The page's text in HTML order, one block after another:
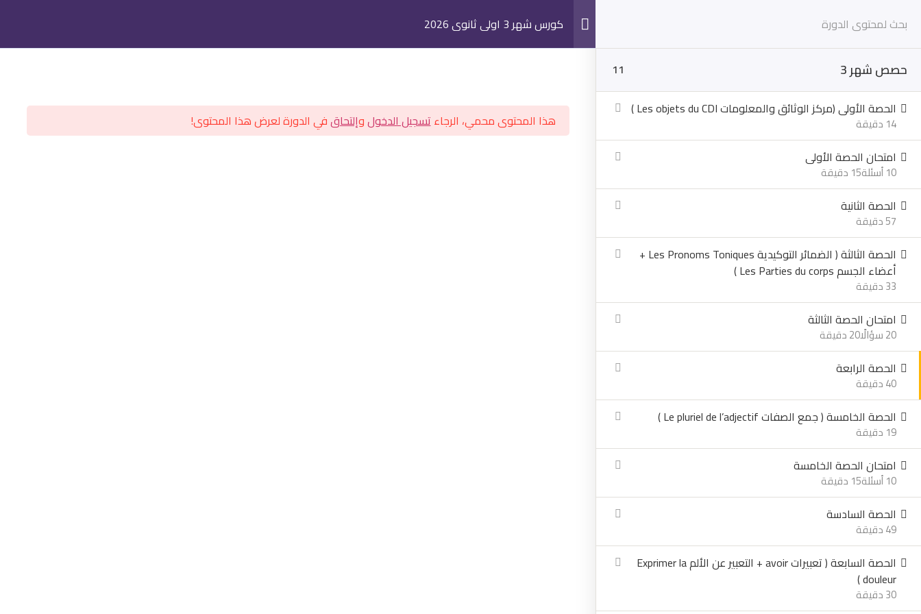
الرئيسية تالته ثانوي
الرئيسية الشروحات
كورس شهر 3 اولى ثانوي 2026
حصص شهر 3
11
الحصة الأولى (مركز الوثائق والمعلومات Les objets du CDI )
14 دقيقة
امتحان الحصة الأولى
15 دقيقة 10 أسئلة
الحصة الثانية
57 دقيقة
الحصة الثالثة ( الضمائر التوكيدية Les Pronoms Toniques +
أعضاء الجسم Les Parties du corps )
33 دقيقة
امتحان الحصة الثالثة
20 دقيقة 20 سؤالًا
الحصة الرابعة
40 دقيقة
الحصة الخامسة ( جمع الصفات Le pluriel de l’adjectif )
19 دقيقة
امتحان الحصة الخامسة
15 دقيقة 10 أسئلة
الحصة السادسة
49 دقيقة
الحصة السابعة ( تعبيرات avoir + التعبير عن الألم Exprimer la
douleur )
30 دقيقة
هذا المحتوى محمي، الرجاءتسجيل الدخولوإلتحاقفي الدورة لعرض هذا المحتوى!
للتواصل مع الدرس
01222588035
01015660965